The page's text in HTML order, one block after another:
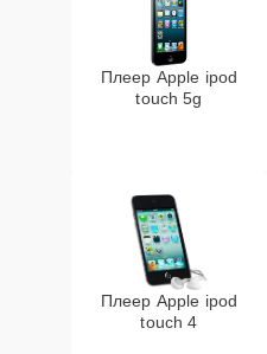
Плеер Apple ipod
touch 5g
Плеер Apple ipod
touch 4